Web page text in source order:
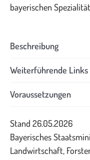
bayerischen
Beschreibung
Weiterführende Links
Voraussetzungen
Stand 26.05.2026
Bayerisches
Landwirtschaft,